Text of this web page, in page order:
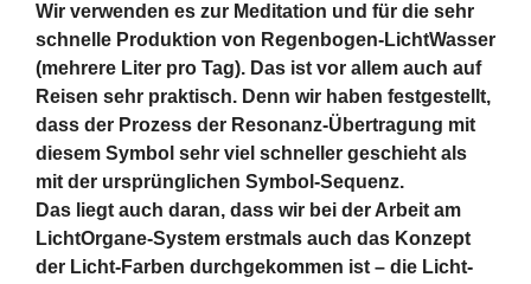
Wir verwenden es zur Meditation und für die sehr
schnelle Produktion von Regenbogen-LichtWasser
(mehrere Liter pro Tag). Das ist vor allem auch auf
Reisen sehr praktisch. Denn wir haben festgestellt,
dass der Prozess der Resonanz-Übertragung mit
diesem Symbol sehr viel schneller geschieht als
mit der ursprünglichen Symbol-Sequenz.
Das liegt auch daran, dass wir bei der Arbeit am
LichtOrgane-System erstmals auch das Konzept
der Licht-Farben durchgekommen ist – die Licht-